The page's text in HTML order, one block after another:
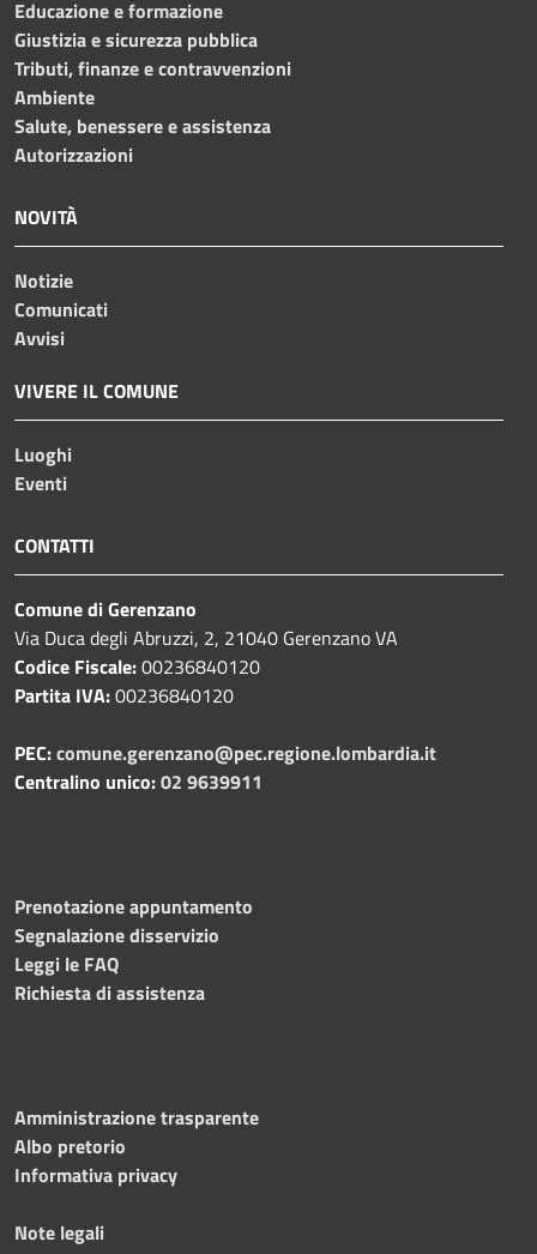
Educazione e formazione
Giustizia e sicurezza pubblica
Tributi, finanze e contravvenzioni
Ambiente
Salute, benessere e assistenza
Autorizzazioni
NOVITÀ
Notizie
Comunicati
Avvisi
VIVERE IL COMUNE
Luoghi
Eventi
CONTATTI
Comune di Gerenzano
Via Duca degli Abruzzi, 2, 21040 Gerenzano VA
Codice Fiscale:00236840120
Partita IVA:00236840120
PEC:comune.gerenzano@pec.regione.lombardia.it
Centralino unico:02 9639911
Prenotazione appuntamento
Segnalazione disservizio
Leggi le FAQ
Richiesta di assistenza
Amministrazione trasparente
Albo pretorio
Informativa privacy
Note legali